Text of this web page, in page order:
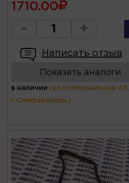
1710.00
- +
Написать отзыв
Показать аналоги
в наличии (ул.Коммунальная 43,
г.Симферополь)